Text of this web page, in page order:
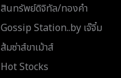
สินทรัพย์ดิจิทัล/ทองคำ
Gossip Station..by เจ๊จิ๋ม
ส้มซ่าส์ขาเม้าส์
Hot Stocks